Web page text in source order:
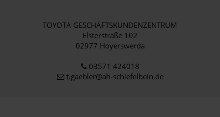
TOYOTA GESCHÄFTSKUNDENZENTRUM
Elsterstraße 102
02977 Hoyerswerda
03571 424018
t.gaebler@ah-schiefelbein.de